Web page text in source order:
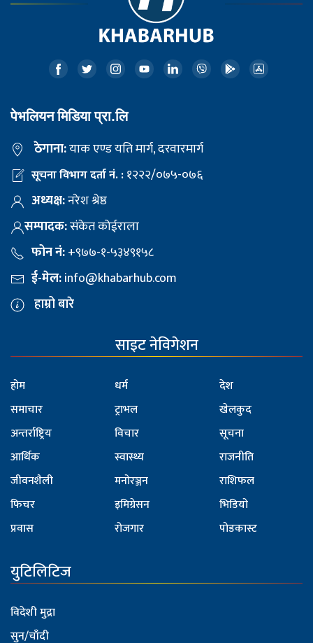
पेभलियन मिडिया प्रा.लि
ठेगाना:याक एण्ड यति मार्ग, दरवारमार्ग
सूचना विभाग दर्ता नं. :१२२२/०७५-०७६
अध्यक्ष:नरेश श्रेष्ठ
सम्पादक:संकेत कोईराला
फोन नं:+९७७-१-५३४९१५८
ई-मेल:info@khabarhub.com
हाम्रो बारे
साइट नेविगेशन
होम
समाचार
अन्तर्राष्ट्रिय
आर्थिक
जीवनशैली
फिचर
प्रवास
धर्म
ट्राभल
विचार
स्वास्थ्य
मनोरञ्जन
इमिग्रेसन
रोजगार
देश
खेलकुद
सूचना
राजनीति
राशिफल
भिडियो
पोडकास्ट
युटिलिटिज
विदेशी मुद्रा
सुन/चाँदी